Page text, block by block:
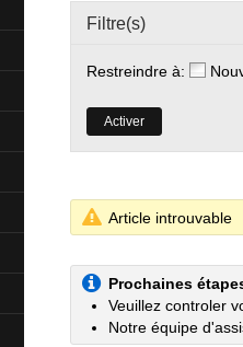
Filtre(s)
Restreindre à:
Activer
Article introuvable
Prochaines
Veuillez controler
Notre équipe